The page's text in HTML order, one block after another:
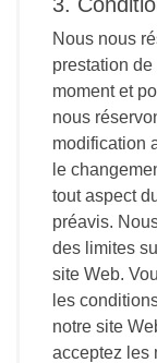
Nous nous
prestation
moment et
nous
modification
le
tout aspect
préavis.
des limites
site Web.
les
notre site
acceptez les